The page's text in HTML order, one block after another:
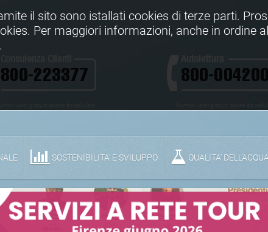
SOSTENIBILITA' E SVILUPPO QUALITA’
il sito sono istallati cookies di terze parti.
Per maggiori informazioni, anche in ordine